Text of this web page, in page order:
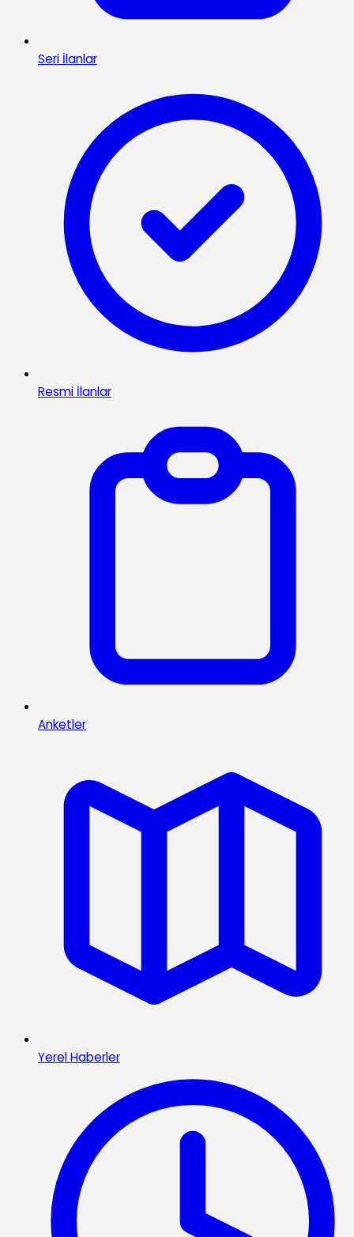
Seri İlanlar
Resmi İlanlar
Anketler
Yerel Haberler